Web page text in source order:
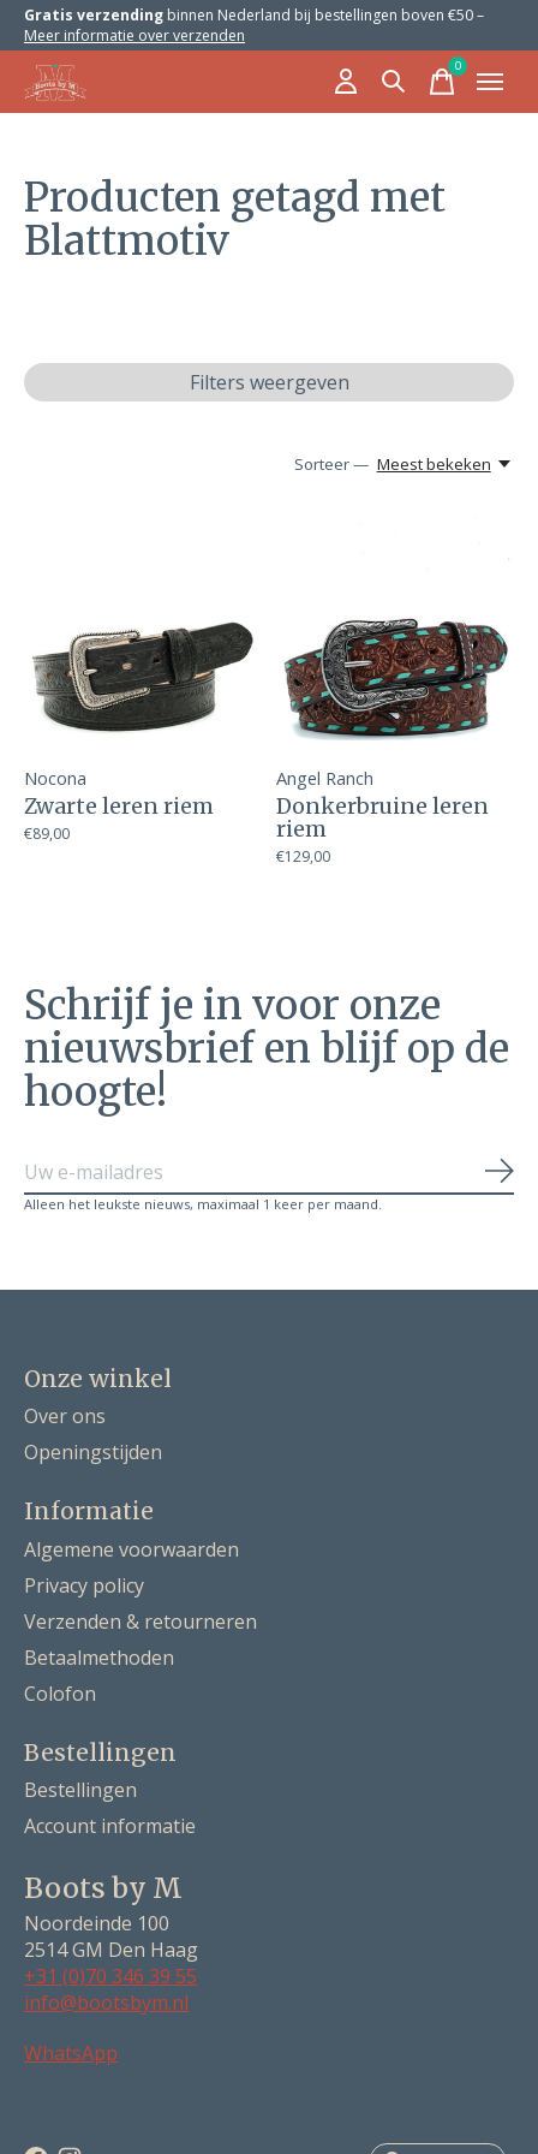
Gratis verzending binnen Nederland bij bestellingen boven €50 –
Meer informatie over verzenden
0items
Producten getagd met
Blattmotiv
Filters weergeven
Sorteer — Meest bekeken
Nocona
Zwarte leren riem
€89,00
Angel Ranch
Donkerbruine leren
riem
€129,00
Schrijf je in voor onze
nieuwsbrief en blijf op de
hoogte!
Alleen het leukste nieuws, maximaal 1 keer per maand.
Onze winkel
Over ons
Openingstijden
Informatie
Algemene voorwaarden
Privacy policy
Verzenden & retourneren
Betaalmethoden
Colofon
Bestellingen
Bestellingen
Account informatie
Boots by M
Noordeinde 100
2514 GM Den Haag
+31 (0)70 346 39 55
info@bootsbym.nl
WhatsApp